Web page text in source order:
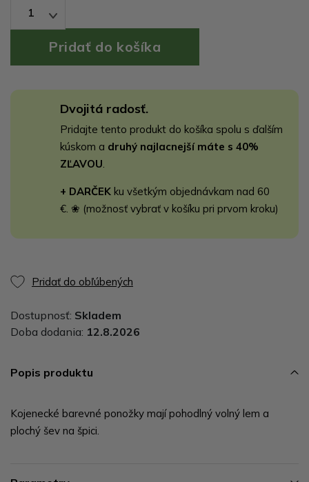
1
Dvojitá radosť.
Pridajte tento produkt do košíka spolu s ďalším
kúskom a druhý najlacnejší máte s 40%
ZĽAVOU
+ DARČEK ku všetkým objednávkam nad 60
€. ❀ (možnosť vybrať v košíku pri prvom kroku)
Pridať do obľúbených
Dostupnosť: Skladem
Doba dodania: 12.8.2026
Popis produktu
Kojenecké barevné ponožky mají pohodlný volný lem a
plochý šev na špici.